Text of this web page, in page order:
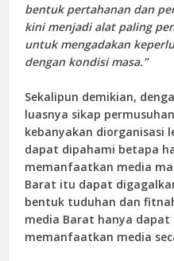
bentuk pertahanan dan
kini menjadi alat paling
untuk mengadakan
dengan kondisi masa.”
Sekalipun demikian,
luasnya sikap
kebanyakan diorganisasi
dapat dipahami betapa
memanfaatkan media
Barat itu dapat
bentuk tuduhan dan
media Barat hanya dapat
memanfaatkan media